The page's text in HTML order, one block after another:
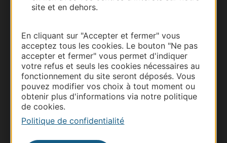
site et en dehors.
En cliquant sur "Accepter et fermer" vous
acceptez tous les cookies. Le bouton "Ne pas
accepter et fermer" vous permet d'indiquer
votre refus et seuls les cookies nécessaires au
fonctionnement du site seront déposés. Vous
pouvez modifier vos choix à tout moment ou
obtenir plus d'informations via notre politique
de cookies.
Politique de confidentialité
Carte interactive